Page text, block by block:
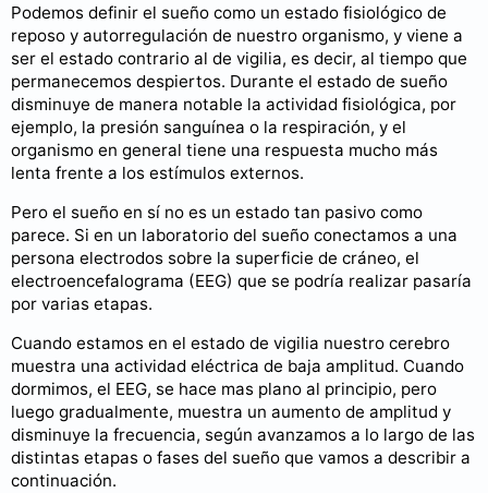
Podemos definir el sueño como un estado fisiológico de
reposo y autorregulación de nuestro organismo, y viene a
ser el estado contrario al de vigilia, es decir, al tiempo que
permanecemos despiertos. Durante el estado de sueño
disminuye de manera notable la actividad fisiológica, por
ejemplo, la presión sanguínea o la respiración, y el
organismo en general tiene una respuesta mucho más
lenta frente a los estímulos externos.
Pero el sueño en sí no es un estado tan pasivo como
parece. Si en un laboratorio del sueño conectamos a una
persona electrodos sobre la superficie de cráneo, el
electroencefalograma (EEG) que se podría realizar pasaría
por varias etapas.
Cuando estamos en el estado de vigilia nuestro cerebro
muestra una actividad eléctrica de baja amplitud. Cuando
dormimos, el EEG, se hace mas plano al principio, pero
luego gradualmente, muestra un aumento de amplitud y
disminuye la frecuencia, según avanzamos a lo largo de las
distintas etapas o fases del sueño que vamos a describir a
continuación.